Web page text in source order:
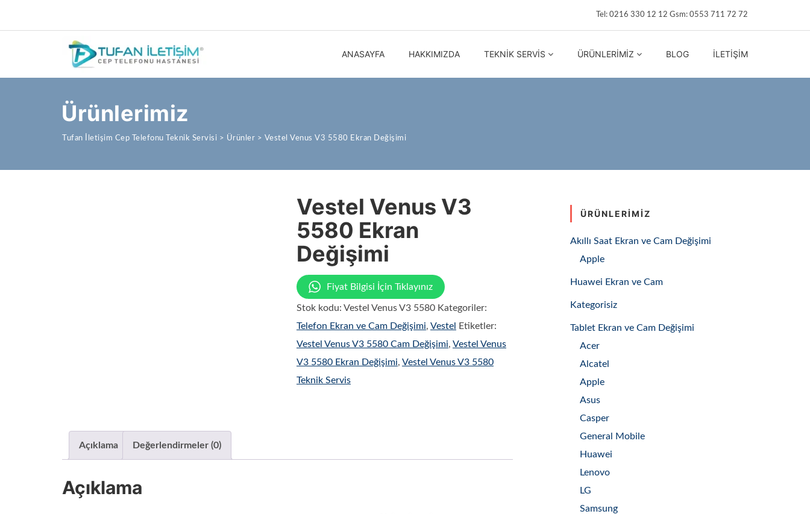
Tel: 0216 330 12 12 Gsm: 0553 711 72 72
ANASAYFA HAKKIMIZDA TEKNIK SERVIS ÜRÜNLERIMIZ BLOG İLETIŞIM
Ürünlerimiz
Tufan İletişim Cep Telefonu Teknik Servisi > Ürünler > Vestel Venus V3 5580 Ekran Değişimi
Vestel Venus V3
5580 Ekran
Değişimi
Fiyat Bilgisi İçin Tıklayınız
Stok kodu: Vestel Venus V3 5580 Kategoriler:
Telefon Ekran ve Cam Değişimi, Vestel
Etiketler:
Vestel Venus V3 5580 Cam Değişimi, Vestel Venus
V3 5580 Ekran Değişimi, Vestel Venus V3 5580
Teknik Servis
Açıklama Değerlendirmeler (0)
Açıklama
ÜRÜNLERIMIZ
Akıllı Saat Ekran ve Cam Değişimi
Apple
Huawei Ekran ve Cam
Kategorisiz
Tablet Ekran ve Cam Değişimi
Acer
Alcatel
Apple
Asus
Casper
General Mobile
Huawei
Lenovo
LG
Samsung